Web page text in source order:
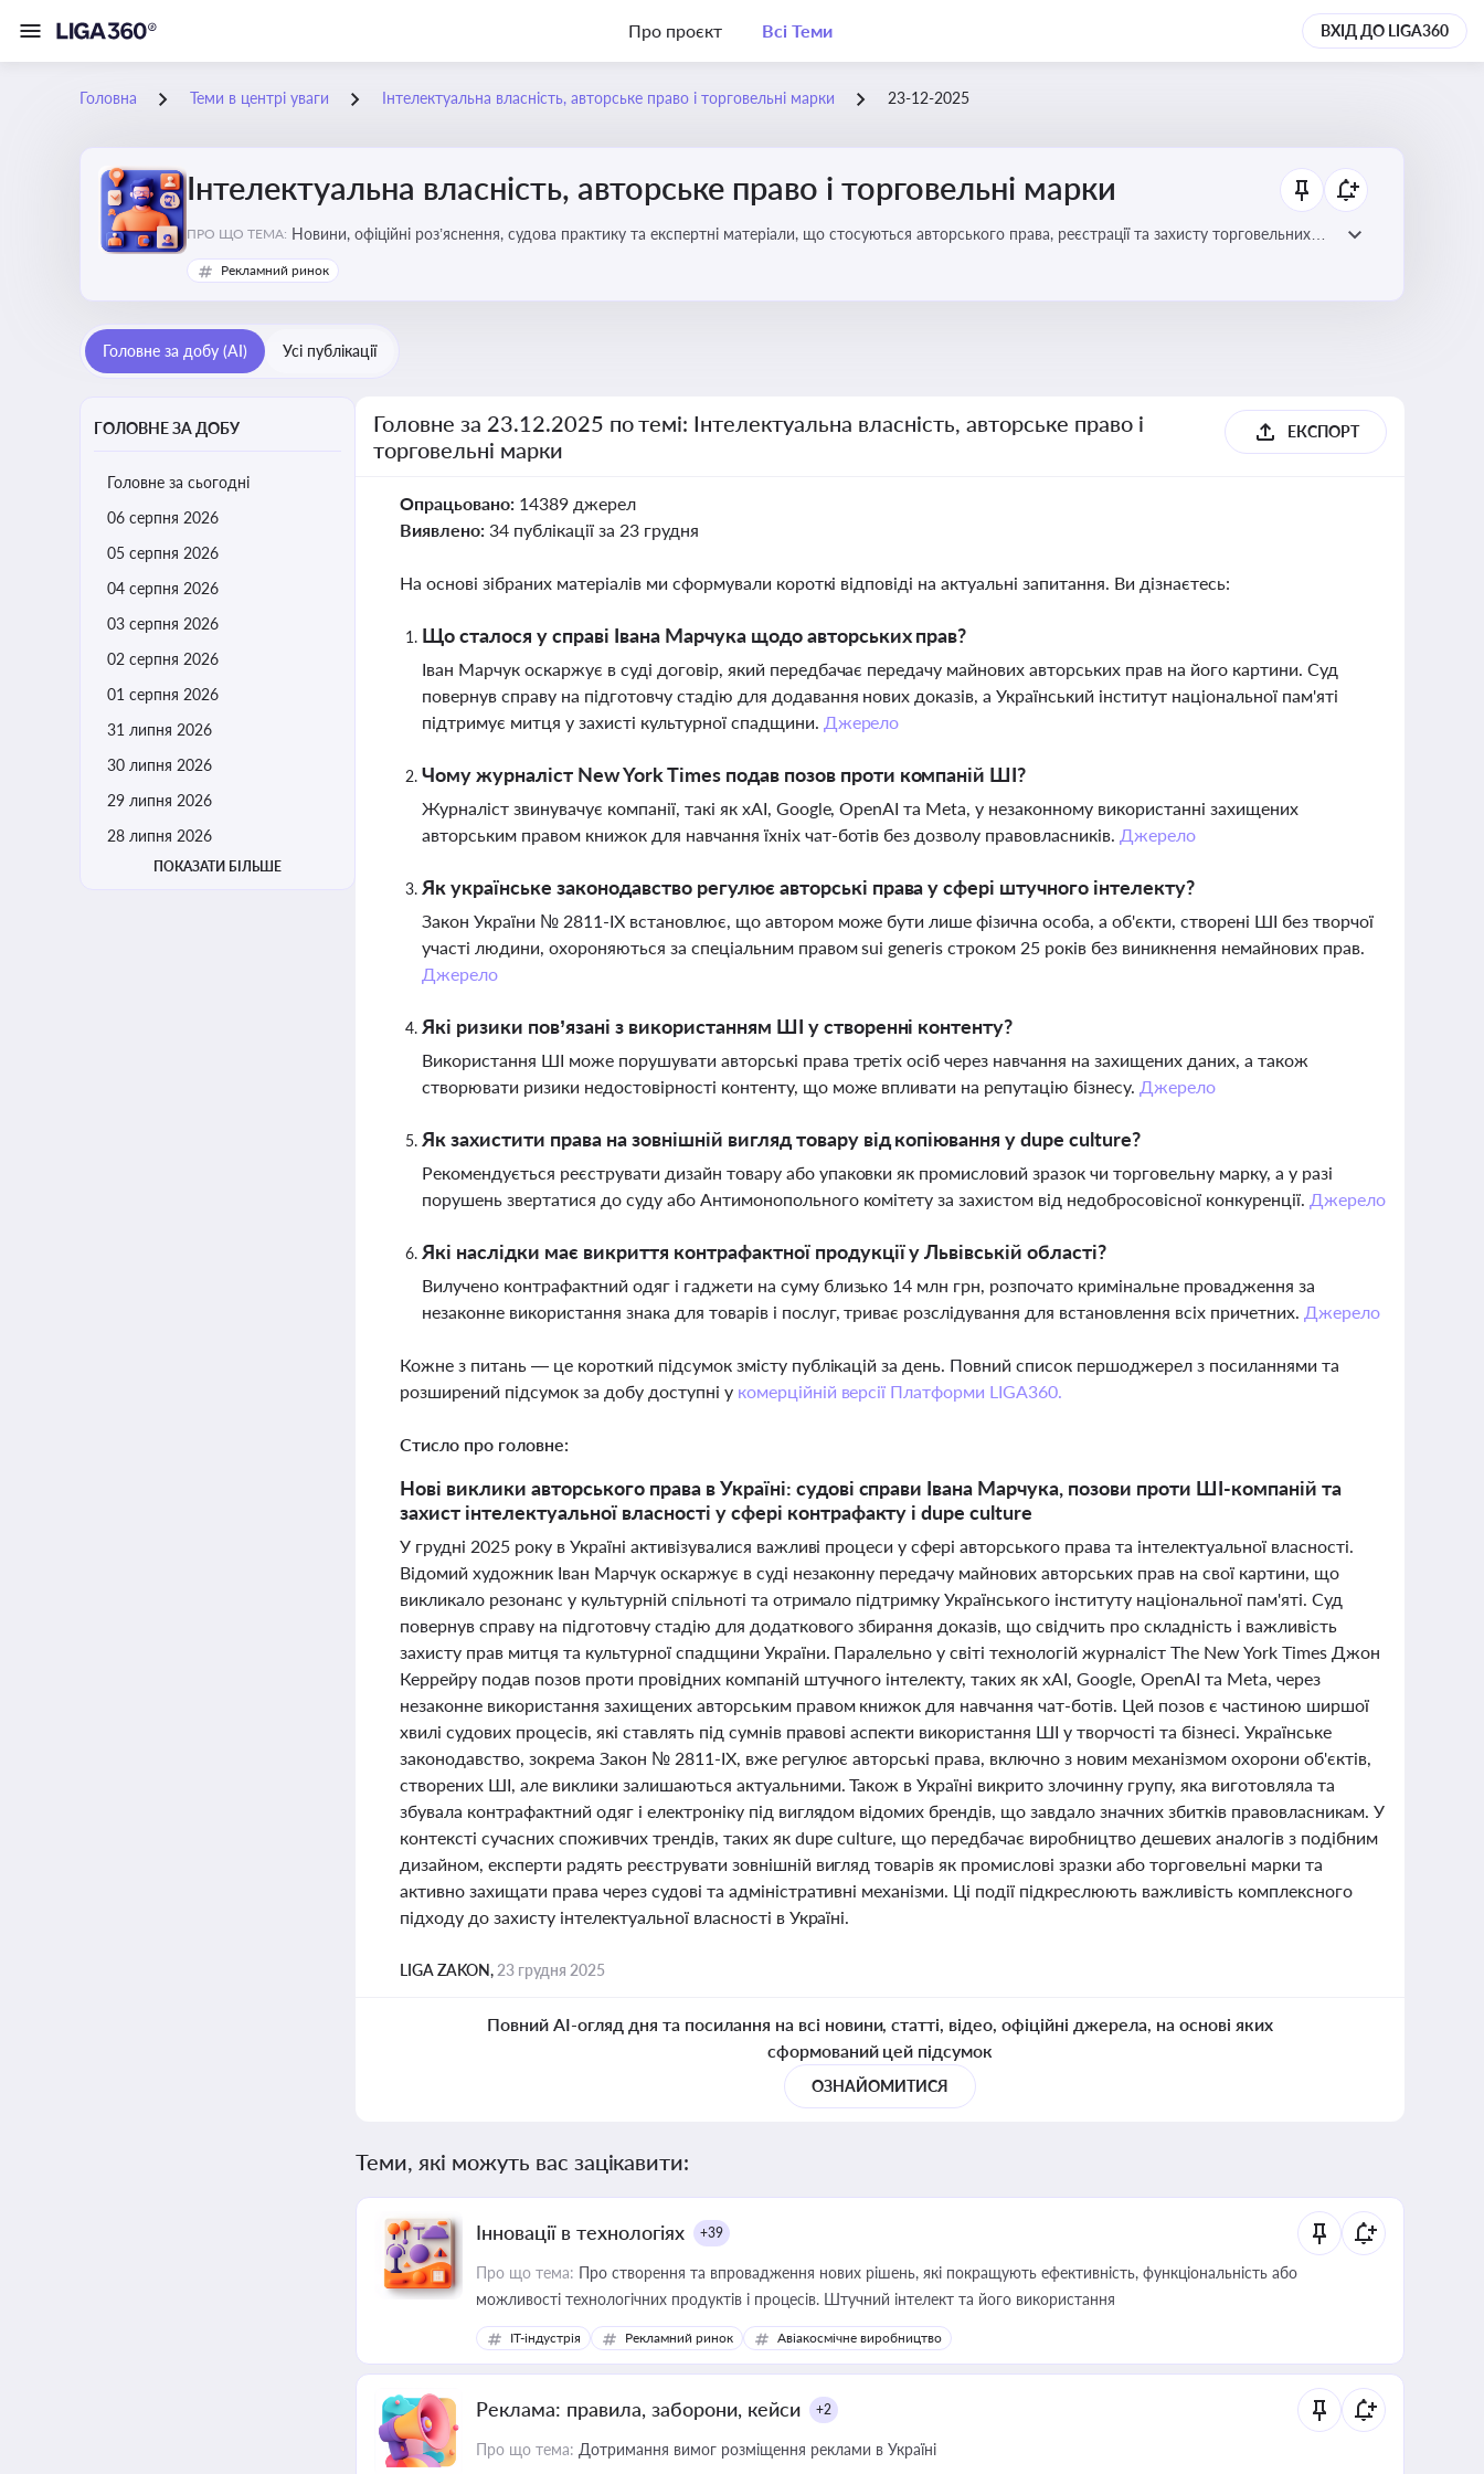
Про проєкт Всі Теми ВХІД ДО LIGA360
Головна Теми в центрі уваги Інтелектуальна власність, авторське право і торговельні марки 23-12-2025
Інтелектуальна власність, авторське право і торговельні марки
ПРО ЩО ТЕМА: Новини, офіційні роз’яснення, судова практику та експертні матеріали, що стосуються авторського права, реєстрації та захисту торговельних
марок, боротьби з порушеннями прав інтелектуальної власності, а також змін у законодавстві у цій сфері
Рекламний ринок
Головне за добу (AI) Усі публікації
ГОЛОВНЕ ЗА ДОБУ
Головне за сьогодні
06 серпня 2026
05 серпня 2026
04 серпня 2026
03 серпня 2026
02 серпня 2026
01 серпня 2026
31 липня 2026
30 липня 2026
29 липня 2026
28 липня 2026
ПОКАЗАТИ БІЛЬШЕ
Головне за 23.12.2025 по темі: Інтелектуальна власність, авторське право і
торговельні марки
ЕКСПОРТ
Опрацьовано: 14389 джерел
Виявлено: 34 публікації за 23 грудня
На основі зібраних матеріалів ми сформували короткі відповіді на актуальні запитання. Ви дізнаєтесь:
Що сталося у справі Івана Марчука щодо авторських прав?
Іван Марчук оскаржує в суді договір, який передбачає передачу майнових авторських прав на його картини. Суд
повернув справу на підготовчу стадію для додавання нових доказів, а Український інститут національної пам'яті
підтримує митця у захисті культурної спадщини. Джерело
Чому журналіст New York Times подав позов проти компаній ШІ?
Журналіст звинувачує компанії, такі як xAI, Google, OpenAI та Meta, у незаконному використанні захищених
авторським правом книжок для навчання їхніх чат-ботів без дозволу правовласників. Джерело
Як українське законодавство регулює авторські права у сфері штучного інтелекту?
Закон України № 2811-ІХ встановлює, що автором може бути лише фізична особа, а об'єкти, створені ШІ без творчої
участі людини, охороняються за спеціальним правом sui generis строком 25 років без виникнення немайнових прав.
Джерело
Які ризики пов’язані з використанням ШІ у створенні контенту?
Використання ШІ може порушувати авторські права третіх осіб через навчання на захищених даних, а також
створювати ризики недостовірності контенту, що може впливати на репутацію бізнесу. Джерело
Як захистити права на зовнішній вигляд товару від копіювання у dupe culture?
Рекомендується реєструвати дизайн товару або упаковки як промисловий зразок чи торговельну марку, а у разі
порушень звертатися до суду або Антимонопольного комітету за захистом від недобросовісної конкуренції. Джерело
Які наслідки має викриття контрафактної продукції у Львівській області?
Вилучено контрафактний одяг і гаджети на суму близько 14 млн грн, розпочато кримінальне провадження за
незаконне використання знака для товарів і послуг, триває розслідування для встановлення всіх причетних. Джерело
Кожне з питань — це короткий підсумок змісту публікацій за день. Повний список першоджерел з посиланнями та
розширений підсумок за добу доступні у комерційній версії Платформи LIGA360.
Стисло про головне:
Нові виклики авторського права в Україні: судові справи Івана Марчука, позови проти ШІ-компаній та
захист інтелектуальної власності у сфері контрафакту і dupe culture
У грудні 2025 року в Україні активізувалися важливі процеси у сфері авторського права та інтелектуальної власності.
Відомий художник Іван Марчук оскаржує в суді незаконну передачу майнових авторських прав на свої картини, що
викликало резонанс у культурній спільноті та отримало підтримку Українського інституту національної пам'яті. Суд
повернув справу на підготовчу стадію для додаткового збирання доказів, що свідчить про складність і важливість
захисту прав митця та культурної спадщини України. Паралельно у світі технологій журналіст The New York Times Джон
Керрейру подав позов проти провідних компаній штучного інтелекту, таких як xAI, Google, OpenAI та Meta, через
незаконне використання захищених авторським правом книжок для навчання чат-ботів. Цей позов є частиною ширшої
хвилі судових процесів, які ставлять під сумнів правові аспекти використання ШІ у творчості та бізнесі. Українське
законодавство, зокрема Закон № 2811-ІХ, вже регулює авторські права, включно з новим механізмом охорони об'єктів,
створених ШІ, але виклики залишаються актуальними. Також в Україні викрито злочинну групу, яка виготовляла та
збувала контрафактний одяг і електроніку під виглядом відомих брендів, що завдало значних збитків правовласникам. У
контексті сучасних споживчих трендів, таких як dupe culture, що передбачає виробництво дешевих аналогів з подібним
дизайном, експерти радять реєструвати зовнішній вигляд товарів як промислові зразки або торговельні марки та
активно захищати права через судові та адміністративні механізми. Ці події підкреслюють важливість комплексного
підходу до захисту інтелектуальної власності в Україні.
LIGA ZAKON, 23 грудня 2025
Повний AI-огляд дня та посилання на всі новини, статті, відео, офіційні джерела, на основі яких
сформований цей підсумок
ОЗНАЙОМИТИСЯ
Теми, які можуть вас зацікавити:
Інновації в технологіях +39
Про що тема: Про створення та впровадження нових рішень, які покращують ефективність, функціональність або
можливості технологічних продуктів і процесів. Штучний інтелект та його використання
IT-індустрія Рекламний ринок Авіакосмічне виробництво
Реклама: правила, заборони, кейси +2
Про що тема: Дотримання вимог розміщення реклами в Україні